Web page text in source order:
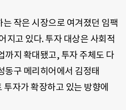
작은 시장으로 여겨졌던 임팩
지고 있다. 투자 대상은 사회적
까지 확대됐고, 투자 주체도 다
동구 메리히어에서 김정태
투자가 확장하고 있는 방향에